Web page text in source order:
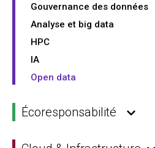
Gouvernance des données
Analyse et big data
HPC
IA
Open data
Écoresponsabilité